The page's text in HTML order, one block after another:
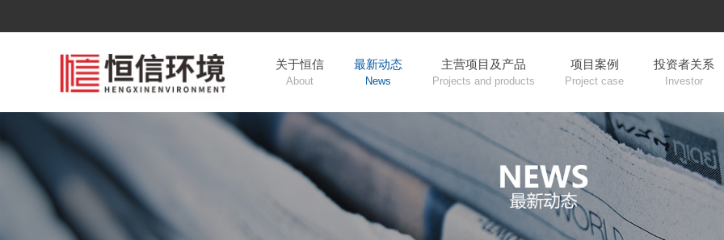
关于恒信
About
最新动态
News
主营项目及产品
Projects and products
项目案例
Project case
投资者关系
Investor